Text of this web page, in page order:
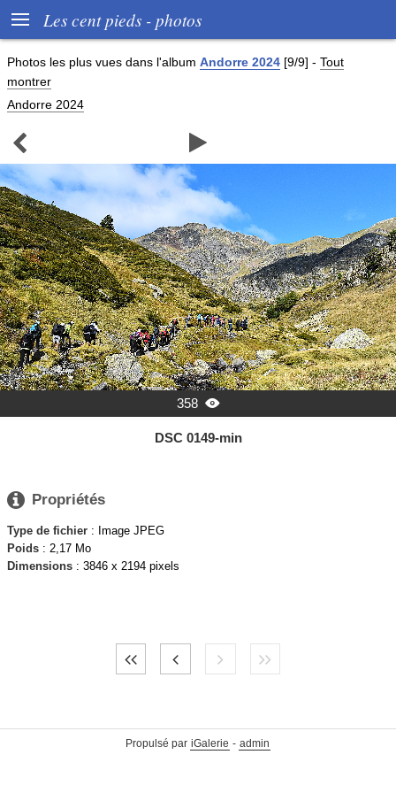
 Les cent pieds - photos
Photos les plus vues dans l'album Andorre 2024 [9/9] - Tout
montrer
Andorre 2024
 
358 
DSC 0149-min
 Propriétés
Type de fichier : Image JPEG
Poids : 2,17 Mo
Dimensions : 3846 x 2194 pixels
Propulsé par iGalerie - admin